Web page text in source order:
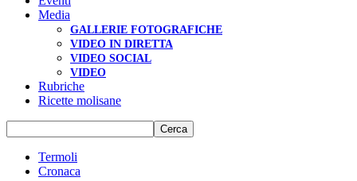
Media
GALLERIE FOTOGRAFICHE
VIDEO IN DIRETTA
VIDEO SOCIAL
VIDEO
Rubriche
Ricette molisane
Termoli
Cronaca